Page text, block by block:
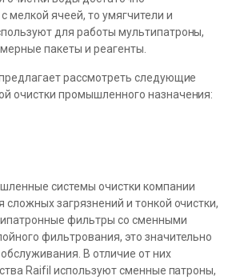
мелкой ячеей, то умягчители и
для работы мультипатроны,
пакеты и реагенты.
рассмотреть следующие
очистки промышленного назначения:
системы очистки компании
загрязнений и тонкой очистки,
фильтры со сменными
фильтрования, это значительно
В отличие от них
Raifil используют сменные патроны,